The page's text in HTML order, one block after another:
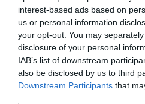
interest-based ads based on
us or personal information
your opt-out. You may
disclosure of your personal
IAB’s list of downstream
also be disclosed by us to third
Downstream Participants that
canviat i elretail s’hi ha
Javier Cottet:
el país del
botigues per